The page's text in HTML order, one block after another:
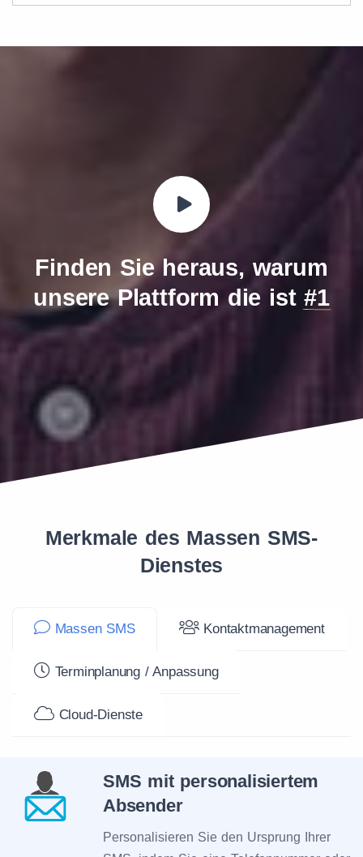
Finden Sie heraus, warum
unsere Plattform die ist#1
Merkmale des Massen SMS-
Dienstes
Massen SMS Kontaktmanagement
Terminplanung / Anpassung
Cloud-Dienste
SMS mit personalisiertem
Absender
Personalisieren Sie den Ursprung Ihrer